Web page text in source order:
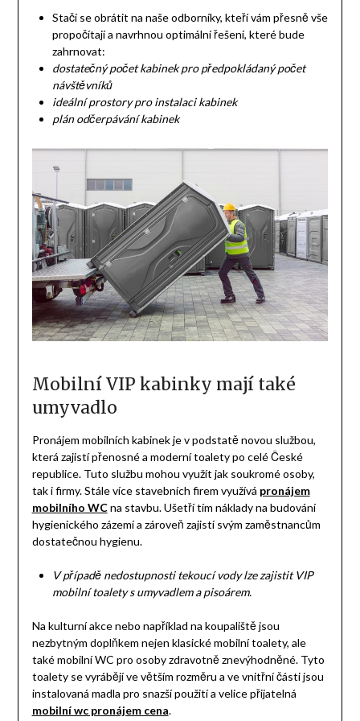
Stačí se obrátit na naše odborníky, kteří vám přesně vše
propočítají a navrhnou optimální řešení, které bude
zahrnovat:
dostatečný počet kabinek pro předpokládaný počet
návštěvníků
ideální prostory pro instalaci kabinek
plán odčerpávání kabinek
Mobilní VIP kabinky mají také
umyvadlo
Pronájem mobilních kabinek je v podstatě novou službou,
která zajistí přenosné a moderní toalety po celé České
republice. Tuto službu mohou využít jak soukromé osoby,
tak i firmy. Stále více stavebních firem využívá pronájem
mobilního WCna stavbu. Ušetří tím náklady na budování
hygienického zázemí a zároveň zajistí svým zaměstnancům
dostatečnou hygienu.
V případě nedostupnosti tekoucí vody lze zajistit VIP
mobilní toalety s umyvadlem a pisoárem.
Na kulturní akce nebo například na koupaliště jsou
nezbytným doplňkem nejen klasické mobilní toalety, ale
také mobilní WC pro osoby zdravotně znevýhodněné. Tyto
toalety se vyrábějí ve větším rozměru a ve vnitřní části jsou
instalovaná madla pro snazší použití a velice přijatelná
mobilní wc pronájem cena.